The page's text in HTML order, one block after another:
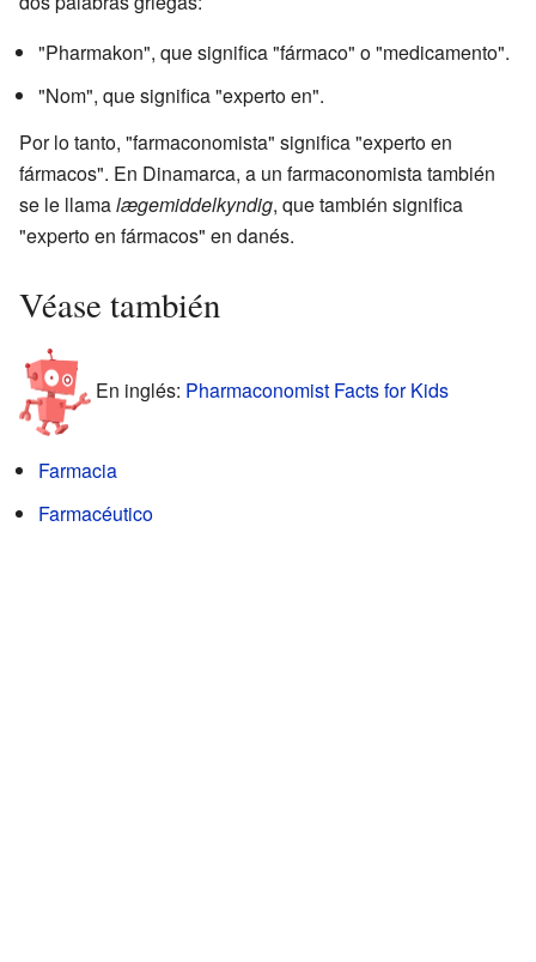
"Pharmakon", que significa "fármaco" o "medicamento".
"Nom", que significa "experto en".
Por lo tanto, "farmaconomista" significa "experto en
fármacos". En Dinamarca, a un farmaconomista también
se le llamalægemiddelkyndig, que también significa
"experto en fármacos" en danés.
Véase también
En inglés: Pharmaconomist Facts for Kids
Farmacia
Farmacéutico